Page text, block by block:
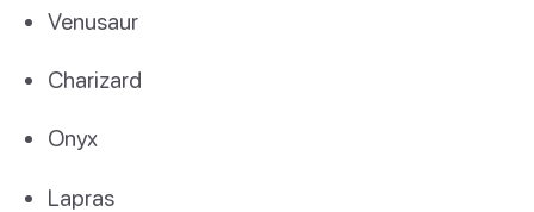
Venusaur
Charizard
Onyx
Lapras